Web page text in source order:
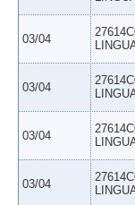
03/04
03/04
03/04
03/04